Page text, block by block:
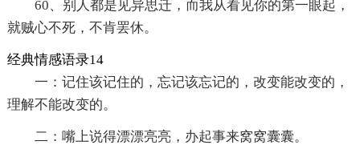
60、别人都是见异思迁，而我从看见你的第一眼起，
就贼心不死，不肯罢休。
经典情感语录14
一：记住该记住的，忘记该忘记的，改变能改变的，
理解不能改变的。
二：嘴上说得漂漂亮亮，办起事来窝窝囊囊。